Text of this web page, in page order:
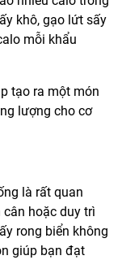
khô, gạo lứt sấy
mỗi khẩu
tạo ra một món
lượng cho cơ
là rất quan
hoặc duy trì
rong biển không
giúp bạn đạt